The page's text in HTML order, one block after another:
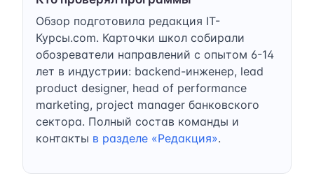
Обзор подготовила редакция IT-
Курсы.com. Карточки школ собирали
обозреватели направлений с опытом 6-14
лет в индустрии: backend-инженер, lead
product designer, head of performance
marketing, project manager банковского
сектора. Полный состав команды и
контакты в разделе «Редакция».